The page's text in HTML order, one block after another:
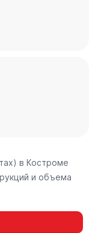
в Костроме
и объема